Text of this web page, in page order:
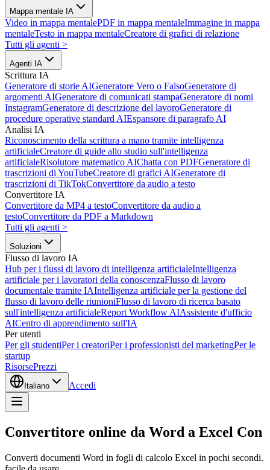
Mappa mentale IA
Video in mappa mentalePDF in mappa mentaleImmagine in mappa
mentaleTesto in mappa mentaleCreatore di grafici di relazione
Tutti gli agenti >
Agenti IA
Scrittura IA
Generatore di storie AIGeneratore Vero o FalsoGeneratore di
argomenti AIGeneratore di comunicati stampaGeneratore di nomi
InstagramGeneratore di descrizione del lavoroGeneratore di
procedure operative standard AIEspansore di paragrafo AI
Analisi IA
Riconoscimento della scrittura a mano tramite intelligenza
artificialeCreatore di guide allo studio sull'intelligenza
artificialeRisolutore matematico AIChatta con PDFGeneratore di
trascrizioni di YouTubeCreatore di grafici AIGeneratore di
trascrizioni di TikTokConvertitore da audio a testo
Convertitore IA
Convertitore da MP4 a testoConvertitore da audio a
testoConvertitore da PDF a Markdown
Tutti gli agenti >
Soluzioni
Flusso di lavoro IA
Hub per i flussi di lavoro di intelligenza artificialeIntelligenza
artificiale per i lavoratori della conoscenzaFlusso di lavoro
documentale tramite IAIntelligenza artificiale per la gestione del
flusso di lavoro delle riunioniFlusso di lavoro di ricerca basato
sull'intelligenza artificialeReport Workflow AIAssistente d'ufficio
AICentro di apprendimento sull'IA
Per utenti
Per gli studentiPer i creatoriPer i professionisti del marketingPer le
startup
RisorsePrezzi
Italiano Accedi
Convertitore online da Word a Excel Con
Converti documenti Word in fogli di calcolo Excel in pochi secondi.